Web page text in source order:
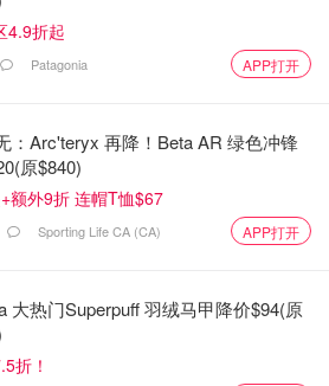
4.9折起
Patagonia APP打开
：Arc'teryx 再降！Beta AR 绿色冲锋
原$840)
额外9折 连帽T恤$67
Sporting Life CA (CA) APP打开
大热门Superpuff 羽绒马甲降价$94(原
折！